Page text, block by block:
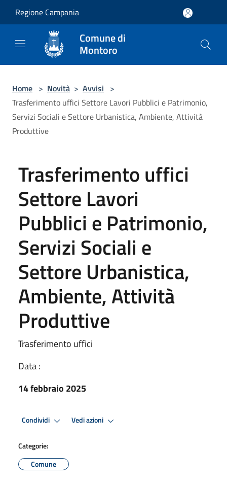
Regione Campania
Comune di
Montoro
Home > Novità > Avvisi >
Trasferimento uffici Settore Lavori Pubblici e Patrimonio,
Servizi Sociali e Settore Urbanistica, Ambiente, Attività
Produttive
Trasferimento uffici
Settore Lavori
Pubblici e Patrimonio,
Servizi Sociali e
Settore Urbanistica,
Ambiente, Attività
Produttive
Trasferimento uffici
Data :
14 febbraio 2025
Condividi Vedi azioni
Categorie:
Comune